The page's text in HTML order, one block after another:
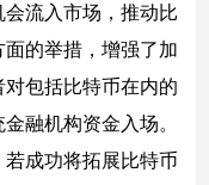
流入市场，推动比
的举措，增强了加
包括比特币在内的
融机构资金入场。
成功将拓展比特币